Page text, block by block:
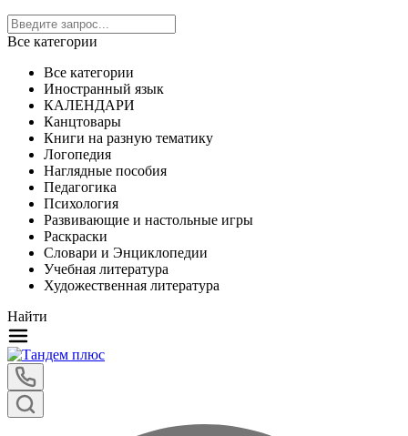
Все категории
Все категории
Иностранный язык
КАЛЕНДАРИ
Канцтовары
Книги на разную тематику
Логопедия
Наглядные пособия
Педагогика
Психология
Развивающие и настольные игры
Раскраски
Словари и Энциклопедии
Учебная литература
Художественная литература
Найти